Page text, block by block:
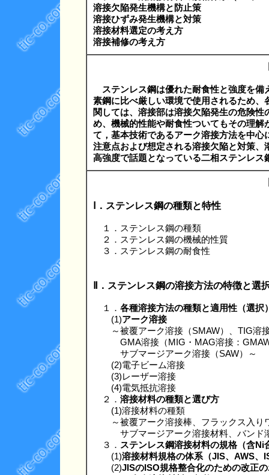
溶接欠陥発生機構と防止策
溶接ひずみ発生機構と対策
溶接材料選定の考え方
溶接補修の考え方
ステンレス鋼は優れた耐食性と強度を
素鋼に比べ厳しい環境で使用されるため
関しては、溶接部は溶接欠陥発生の危険
め、機械的性能や耐食性ついてもその理
て，基本技術であるアーク溶接方法を中
注意点および想定される溶接欠陥と対策
高強度で話題となっている二相ステンレス
Ⅰ．ステンレス鋼の種類と特性
１．ステンレス鋼の種類
２．ステンレス鋼の機械的性質
３．ステンレス鋼の耐食性
Ⅱ．ステンレス鋼の溶接方法の特徴と選
１． 各種溶接方法の種類と適用性（選択
(1)アーク溶接
～被覆アーク溶接（SMAW）、TIG溶
GMA溶接（MIG・MAG溶接：GMAW
サブマージアーク溶接（SAW）～
(2)電子ビーム溶接
(3)レーザー溶接
(4)電気抵抗溶接
２． 溶接材料の種類と選び方
(1)溶接材料の種類
～被覆アーク溶接棒、フラックス入り
サブマージアーク溶接材料、バンド
３． ステンレス鋼溶接材料の規格（含Ni
(1)溶接材料規格の体系（JIS、AWS、
(2)JISのISO規格整合化のための改正